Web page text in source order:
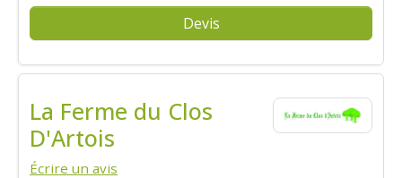
Devis
La Ferme du Clos
D'Artois
Écrire un avis